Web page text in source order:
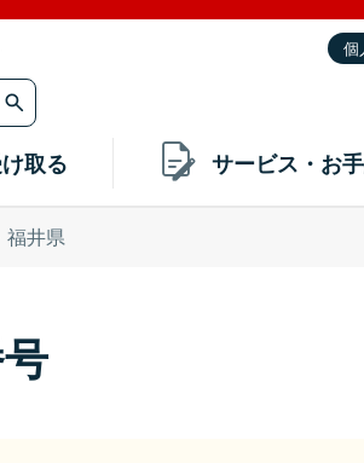
個
取る サービス・お
福井県